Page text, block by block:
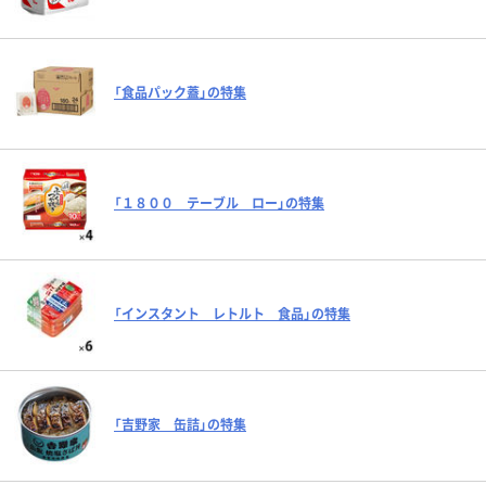
「食品パック蓋」の特集
「１８００ テーブル ロー」の特集
「インスタント レトルト 食品」の特集
「吉野家 缶詰」の特集